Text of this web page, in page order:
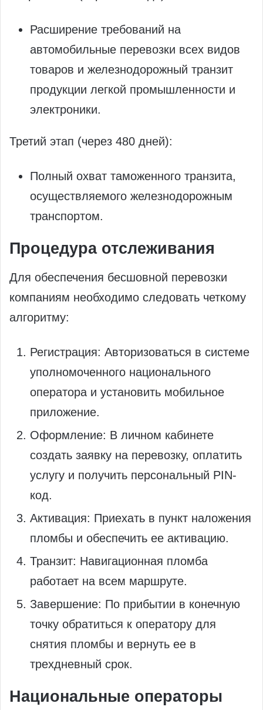
Расширение требований на
автомобильные перевозки всех видов
товаров и железнодорожный транзит
продукции легкой промышленности и
электроники.
Третий этап (через 480 дней):
Полный охват таможенного транзита,
осуществляемого железнодорожным
транспортом.
Процедура отслеживания
Для обеспечения бесшовной перевозки
компаниям необходимо следовать четкому
алгоритму:
Регистрация: Авторизоваться в системе
уполномоченного национального
оператора и установить мобильное
приложение.
Оформление: В личном кабинете
создать заявку на перевозку, оплатить
услугу и получить персональный PIN-
код.
Активация: Приехать в пункт наложения
пломбы и обеспечить ее активацию.
Транзит: Навигационная пломба
работает на всем маршруте.
Завершение: По прибытии в конечную
точку обратиться к оператору для
снятия пломбы и вернуть ее в
трехдневный срок.
Национальные операторы